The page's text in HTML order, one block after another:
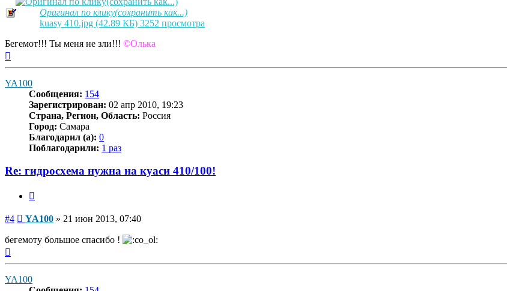
Оригинал по клику(сохранить как...)
kuasy 410.jpg (42.89 КБ) 3252 просмотра
Бегемот!!! Ты меня не зли!!! ©Олька
YA100
Сообщения: 154
Зарегистрирован: 02 апр 2010, 19:23
Страна, Регион, Область: Россия
Город: Самара
Благодарил (а): 0
Поблагодарили: 1 раз
Re: гидросхема нужна на куаси 410/100!
#4 Сообщение
YA100 » 21 июн 2013, 07:40
бегемоту большое спасибо !
YA100